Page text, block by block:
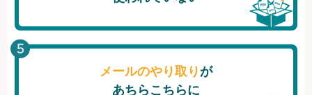
メールのやり取り が
あちらこちらに